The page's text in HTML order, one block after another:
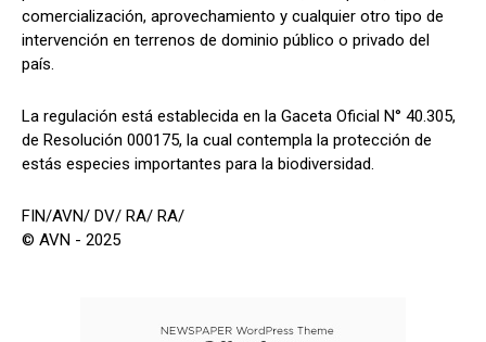
comercialización, aprovechamiento y cualquier otro tipo de
intervención en terrenos de dominio público o privado del
país.
La regulación está establecida en la Gaceta Oficial N° 40.305,
de Resolución 000175, la cual contempla la protección de
estás especies importantes para la biodiversidad.
FIN/AVN/ DV/ RA/ RA/
© AVN - 2025